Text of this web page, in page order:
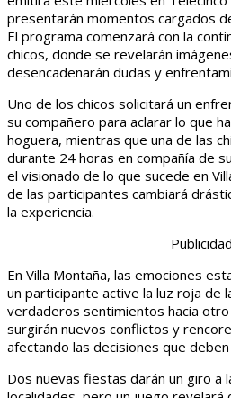
presentarán momentos cargados
El programa comenzará con la
chicos, donde se revelarán
desencadenarán dudas y
Uno de los chicos solicitará un
su compañero para aclarar lo que
hoguera, mientras que una de las
durante 24 horas en compañía de
el visionado de lo que sucede en
de las participantes cambiará
la experiencia.
Publicidad
En Villa Montaña, las emociones
un participante active la luz roja de
verdaderos sentimientos hacia otro
surgirán nuevos conflictos y
afectando las decisiones que
Dos nuevas fiestas darán un giro a